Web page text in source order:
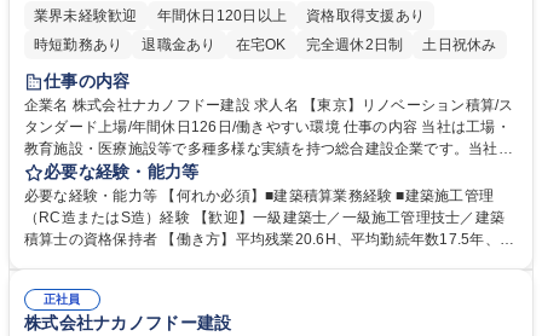
業界未経験歓迎
年間休日120日以上
資格取得支援あり
時短勤務あり
退職金あり 在宅OK 完全週休2日制 土日祝休み
仕事の内容
企業名 株式会社ナカノフドー建設 求人名 【東京】リノベーション積算/ス
タンダード上場/年間休日126日/働きやすい環境 仕事の内容 当社は工場・
教育施設・医療施設等で多種多様な実績を持つ総合建設企業です。当社の
リノベーション事業部にてリノベーション工事（改修・コンバージョン）
の積算業務をご担当いただきます。 【業務詳細】■見積図面より数量拾い
■専門業者へ見積依頼及び見積内容確認まとめ■現地調査へ同行■見積書作
成業務など ＜主な工事実績＞■ボートレース江戸川ホール雅改修■東京都
建設にも携われるチャンスもございます。 募集職種 【東京】リノベーシ
ョン積算/スタンダード上場/年間休日126日/働きやすい環境
必要な経験・能力等
必要な経験・能力等 【何れか必須】■建築積算業務経験 ■建築施工管理
（RC造またはS造）経験 【歓迎】一級建築士／一級施工管理技士／建築
積算士の資格保持者 【働き方】平均残業20.6H、平均勤続年数17.5年、有
勤制度もあります。 【充実した研修制度】階層等に応じた研修制度が充
実、資格支援制度もあり。社員ひとりひとりのスキルアップを後押しして
正社員
株式会社ナカノフドー建設